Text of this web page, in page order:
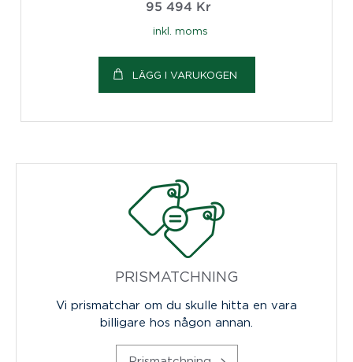
95 494 Kr
inkl. moms
LÄGG I VARUKOGEN
PRISMATCHNING
Vi prismatchar om du skulle hitta en vara
billigare hos någon annan.